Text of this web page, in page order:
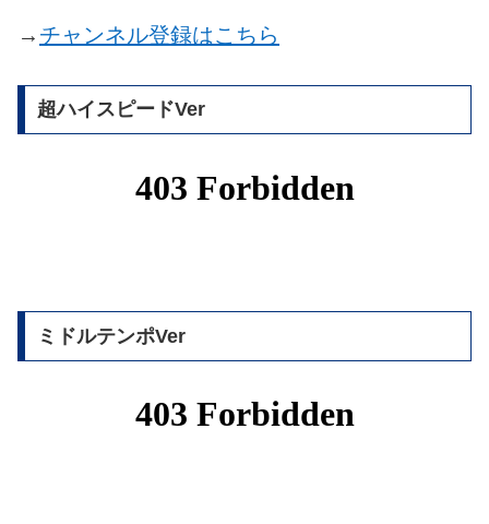
→ チャンネル登録はこちら
超ハイスピードVer
ミドルテンポVer